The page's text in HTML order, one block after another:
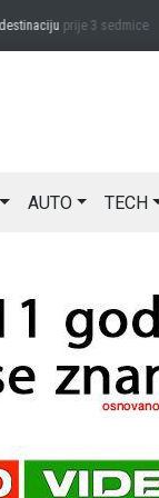
prije 3 sedmice
AUTO TECH